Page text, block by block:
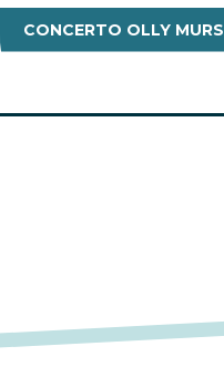
CONCERTO OLLY MURS